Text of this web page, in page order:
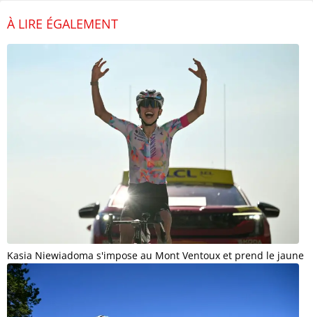
À LIRE ÉGALEMENT
Kasia Niewiadoma s'impose au Mont Ventoux et prend le jaune